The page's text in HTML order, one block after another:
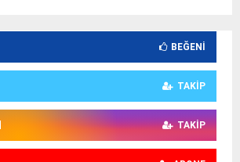
BEĞENI
TAKIP
TAKIP